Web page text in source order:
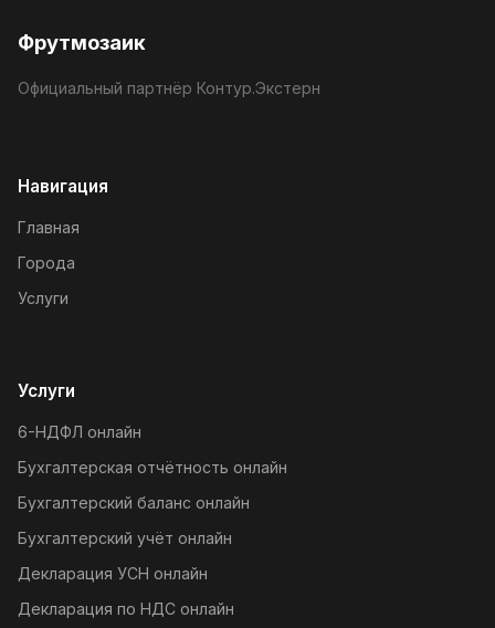
Фрутмозаик
Официальный партнёр Контур.Экстерн
Навигация
Главная
Города
Услуги
Услуги
6-НДФЛ онлайн
Бухгалтерская отчётность онлайн
Бухгалтерский баланс онлайн
Бухгалтерский учёт онлайн
Декларация УСН онлайн
Декларация по НДС онлайн